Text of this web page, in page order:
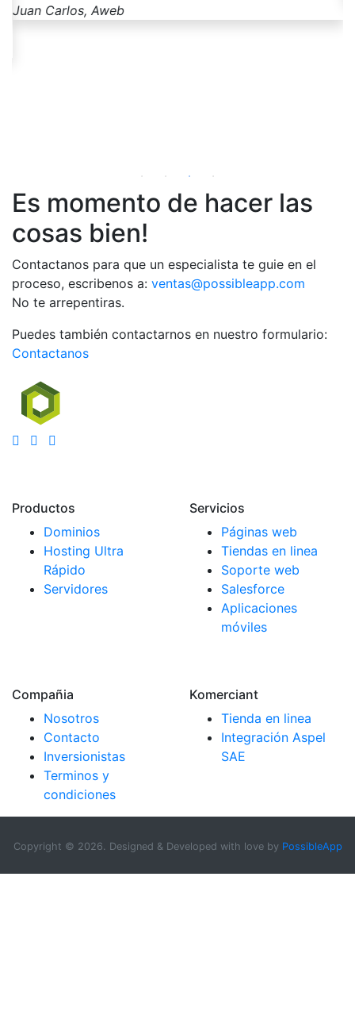
Juan Carlos, Aweb
Es momento de hacer las
cosas bien!
Contactanos para que un especialista te guie en el
proceso, escribenos a: ventas@possibleapp.com
No te arrepentiras.
Puedes también contactarnos en nuestro formulario:
Contactanos
Productos
Dominios
Hosting Ultra
Rápido
Servidores
Servicios
Páginas web
Tiendas en linea
Soporte web
Salesforce
Aplicaciones
móviles
Compañia
Nosotros
Contacto
Inversionistas
Terminos y
condiciones
Komerciant
Tienda en linea
Integración Aspel
SAE
Copyright © 2026. Designed & Developed with love by PossibleApp